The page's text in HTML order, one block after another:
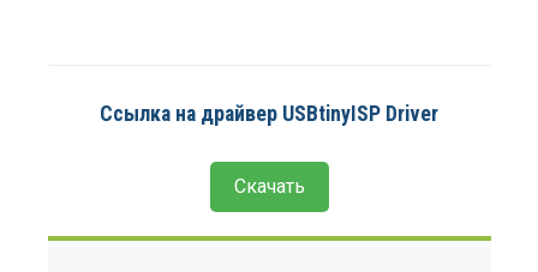
Ссылка на драйвер USBtinyISP Driver
Скачать